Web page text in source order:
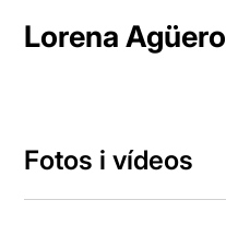
Lorena Agüero
Fotos i vídeos